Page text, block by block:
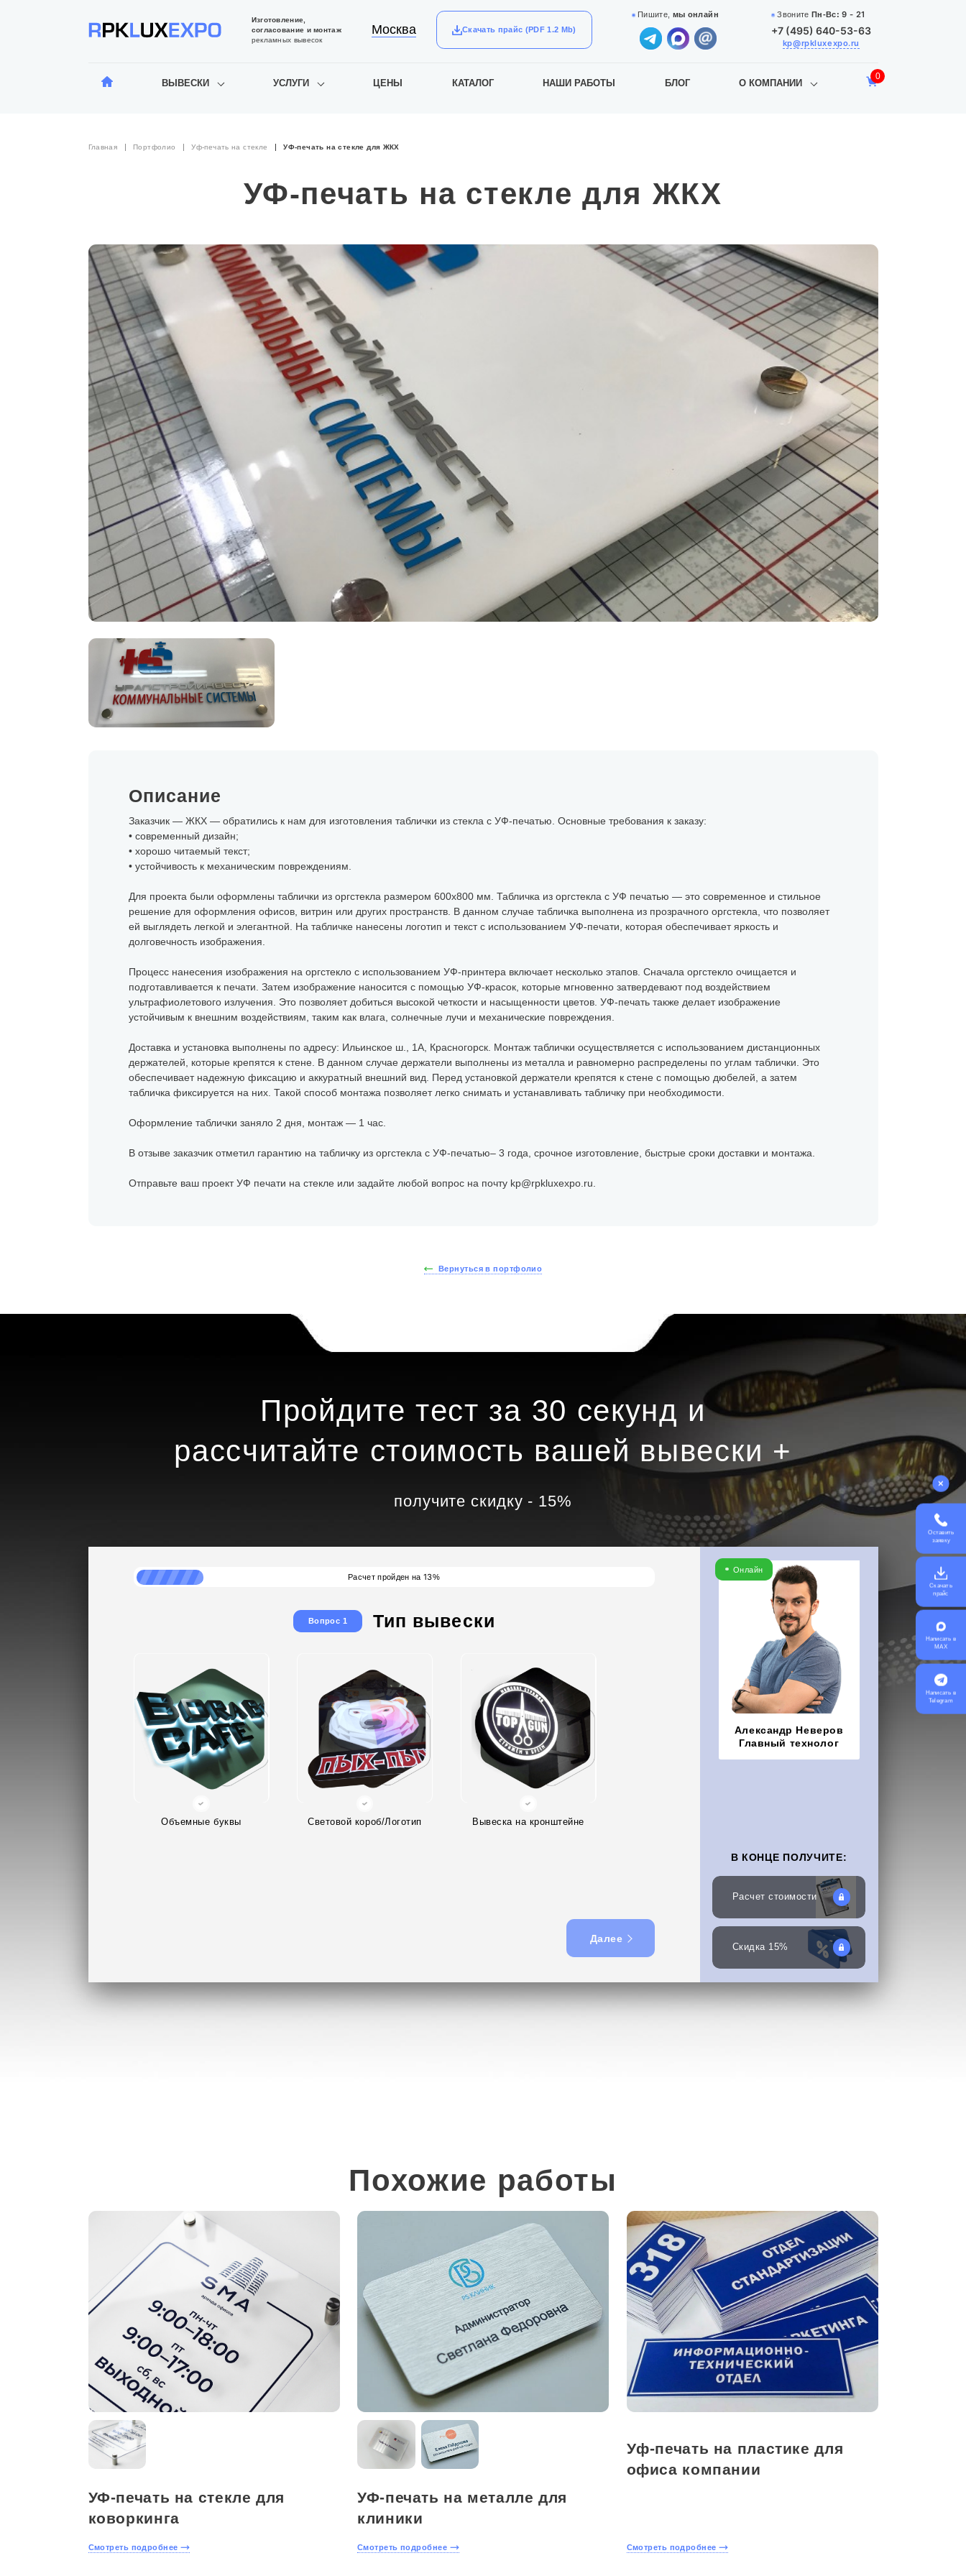
Изготовление,
согласование и монтаж
рекламных вывесок
Москва Скачать прайс (PDF 1.2 Mb)
Пишите, мы онлайн ЗвонитеПн-Вс:9 - 21
+7 (495) 640-53-63
kp@rpkluxexpo.ru
ВЫВЕСКИ УСЛУГИ ЦЕНЫ КАТАЛОГ НАШИ РАБОТЫ БЛОГ О КОМПАНИИ
0
Главная Портфолио Уф-печать на стекле УФ-печать на стекле для ЖКХ
УФ-печать на стекле для ЖКХ
Описание
Заказчик — ЖКХ — обратились к нам для изготовления таблички из стекла с УФ-печатью. Основные требования к заказу:
• современный дизайн;
• хорошо читаемый текст;
• устойчивость к механическим повреждениям.
Для проекта были оформлены таблички из оргстекла размером 600х800 мм. Табличка из оргстекла с УФ печатью — это современное и стильное
решение для оформления офисов, витрин или других пространств. В данном случае табличка выполнена из прозрачного оргстекла, что позволяет
ей выглядеть легкой и элегантной. На табличке нанесены логотип и текст с использованием УФ-печати, которая обеспечивает яркость и
долговечность изображения.
Процесс нанесения изображения на оргстекло с использованием УФ-принтера включает несколько этапов. Сначала оргстекло очищается и
подготавливается к печати. Затем изображение наносится с помощью УФ-красок, которые мгновенно затвердевают под воздействием
ультрафиолетового излучения. Это позволяет добиться высокой четкости и насыщенности цветов. УФ-печать также делает изображение
устойчивым к внешним воздействиям, таким как влага, солнечные лучи и механические повреждения.
Доставка и установка выполнены по адресу: Ильинское ш., 1А, Красногорск. Монтаж таблички осуществляется с использованием дистанционных
держателей, которые крепятся к стене. В данном случае держатели выполнены из металла и равномерно распределены по углам таблички. Это
обеспечивает надежную фиксацию и аккуратный внешний вид. Перед установкой держатели крепятся к стене с помощью дюбелей, а затем
табличка фиксируется на них. Такой способ монтажа позволяет легко снимать и устанавливать табличку при необходимости.
Оформление таблички заняло 2 дня, монтаж — 1 час.
В отзыве заказчик отметил гарантию на табличку из оргстекла с УФ-печатью– 3 года, срочное изготовление, быстрые сроки доставки и монтажа.
Отправьте ваш проект УФ печати на стекле или задайте любой вопрос на почту kp@rpkluxexpo.ru.
Вернуться в портфолио
Пройдите тест за 30 секунд и
рассчитайте стоимость вашей вывески +
получите скидку - 15%
Расчет пройден на13%
Вопрос 1 Тип вывески
Объемные буквы Световой короб/Логотип Вывеска на кронштейне
Далее
Онлайн
Александр Неверов
Главный технолог
В КОНЦЕ ПОЛУЧИТЕ:
Расчет стоимости
Скидка 15%
Похожие работы
УФ-печать на стекле для
коворкинга
Смотреть подробнее
УФ-печать на металле для
клиники
Смотреть подробнее
Уф-печать на пластике для
офиса компании
Смотреть подробнее
Оставить
заявку
Скачать
прайс
Написать в
MAX
Написать в
Telegram